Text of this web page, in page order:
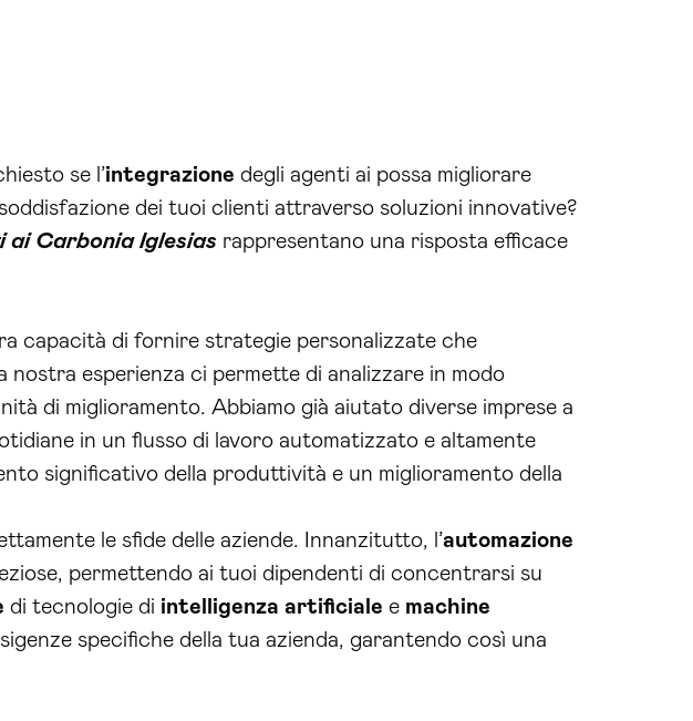
se l’integrazione degli agenti ai possa migliorare
dei tuoi clienti attraverso soluzioni innovative?
ai Carbonia Iglesias rappresentano una risposta efficace
capacità di fornire strategie personalizzate che
nostra esperienza ci permette di analizzare in modo
di miglioramento. Abbiamo già aiutato diverse imprese a
in un flusso di lavoro automatizzato e altamente
significativo della produttività e un miglioramento della
le sfide delle aziende. Innanzitutto, l’automazione
permettendo ai tuoi dipendenti di concentrarsi su
di tecnologie di intelligenza artificiale e machine
specifiche della tua azienda, garantendo così una